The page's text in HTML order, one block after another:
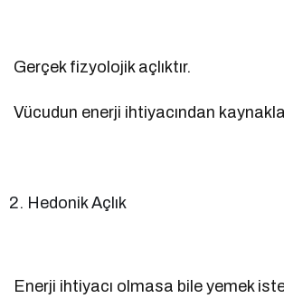
Gerçek fizyolojik açlıktır.
Vücudun enerji ihtiyacından
Hedonik Açlık
Enerji ihtiyacı olmasa bile yemek